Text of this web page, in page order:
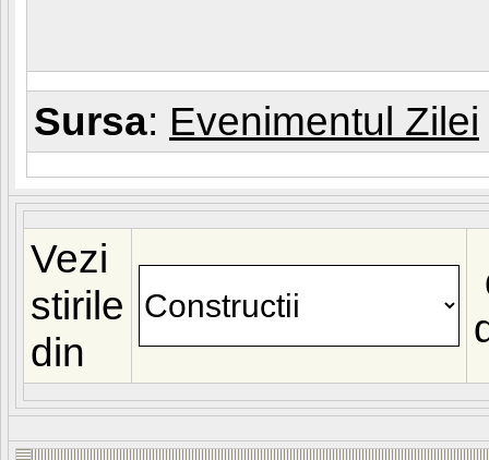
Sursa: Evenimentul Zilei
Vezi
stirile
din